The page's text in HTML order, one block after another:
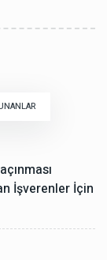
İşverenler İçin